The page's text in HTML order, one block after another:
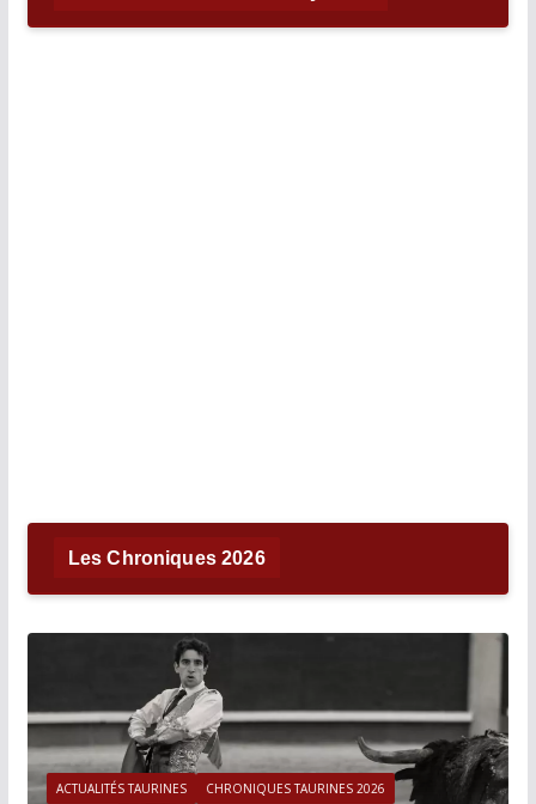
Les Chroniques 2026
ACTUALITÉS TAURINES CHRONIQUES TAURINES 2026